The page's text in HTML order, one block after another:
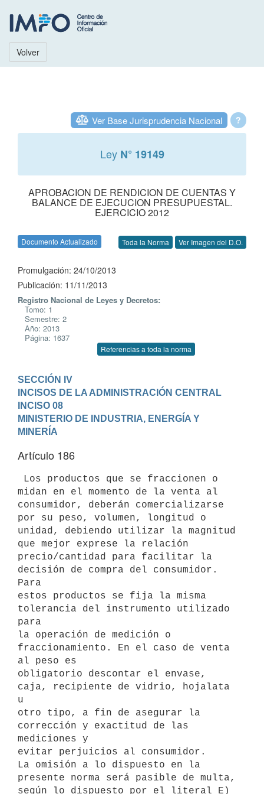
Volver
?
Ver Base Jurisprudencia Nacional
Ley N° 19149
APROBACION DE RENDICION DE CUENTAS Y
BALANCE DE EJECUCION PRESUPUESTAL.
EJERCICIO 2012
Documento Actualizado Toda la Norma Ver Imagen del D.O.
Promulgación: 24/10/2013
Publicación: 11/11/2013
Registro Nacional de Leyes y Decretos:
Tomo: 1
Semestre: 2
Año: 2013
Página: 1637
Referencias a toda la norma
SECCIÓN IV
INCISOS DE LA ADMINISTRACIÓN CENTRAL
INCISO 08
MINISTERIO DE INDUSTRIA, ENERGÍA Y
MINERÍA
Artículo 186
midan en el momento de la venta al
consumidor, deberán comercializarse
por su peso, volumen, longitud o
unidad, debiendo utilizar la magnitud
que mejor exprese la relación
precio/cantidad para facilitar la
decisión de compra del consumidor.
Para
estos productos se fija la misma
tolerancia del instrumento utilizado
para
la operación de medición o
fraccionamiento. En el caso de venta
al peso es
obligatorio descontar el envase,
caja, recipiente de vidrio, hojalata
u
otro tipo, a fin de asegurar la
corrección y exactitud de las
mediciones y
evitar perjuicios al consumidor.
La omisión a lo dispuesto en la
presente norma será pasible de multa,
según lo dispuesto por el literal E)